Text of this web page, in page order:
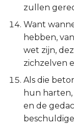
Daniël
Hoséa
Joël
Amos
Obadja
zullen
Want
hebben,
wet zijn,
zichzelven
Als die
hun
en de